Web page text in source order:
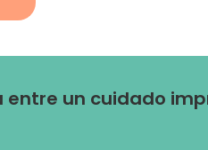
un cuidado